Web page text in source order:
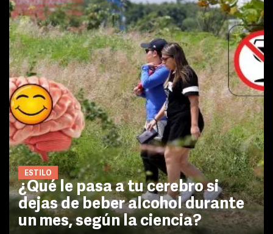
ESTILO
¿Qué le pasa a tu cerebro si
dejas de beber alcohol durante
un mes, según la ciencia?